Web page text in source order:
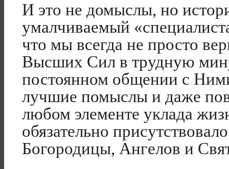
И это не домыслы, но
умалчиваемый
что мы всегда не просто
Высших Сил в трудную
постоянном общении с
лучшие помыслы и даже
любом элементе уклада
обязательно
Богородицы, Ангелов и